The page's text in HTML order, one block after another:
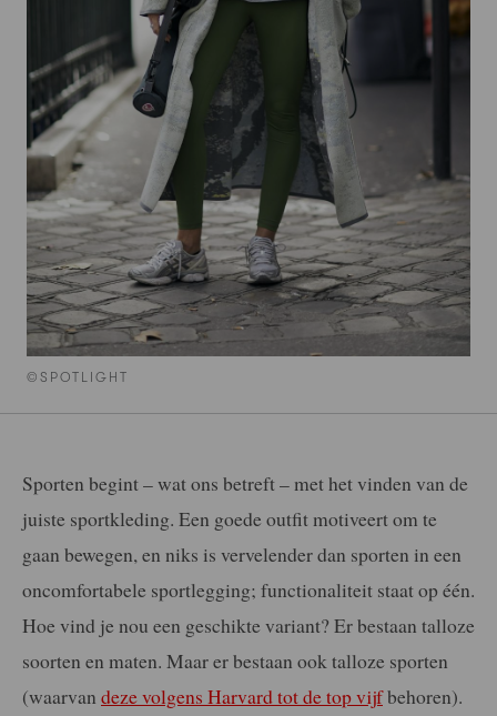
©SPOTLIGHT
Sporten begint – wat ons betreft – met het vinden van de
juiste sportkleding. Een goede outfit motiveert om te
gaan bewegen, en niks is vervelender dan sporten in een
oncomfortabele sportlegging; functionaliteit staat op één.
Hoe vind je nou een geschikte variant? Er bestaan talloze
soorten en maten. Maar er bestaan ook talloze sporten
(waarvan deze volgens Harvard tot de top vijfbehoren).